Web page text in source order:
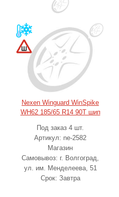
Nexen Winguard WinSpike
WH62 185/65 R14 90T шип
Под заказ 4 шт.
Артикул: ne-2582
Магазин
Самовывоз: г. Волгоград,
ул. им. Менделеева, 51
Срок: Завтра